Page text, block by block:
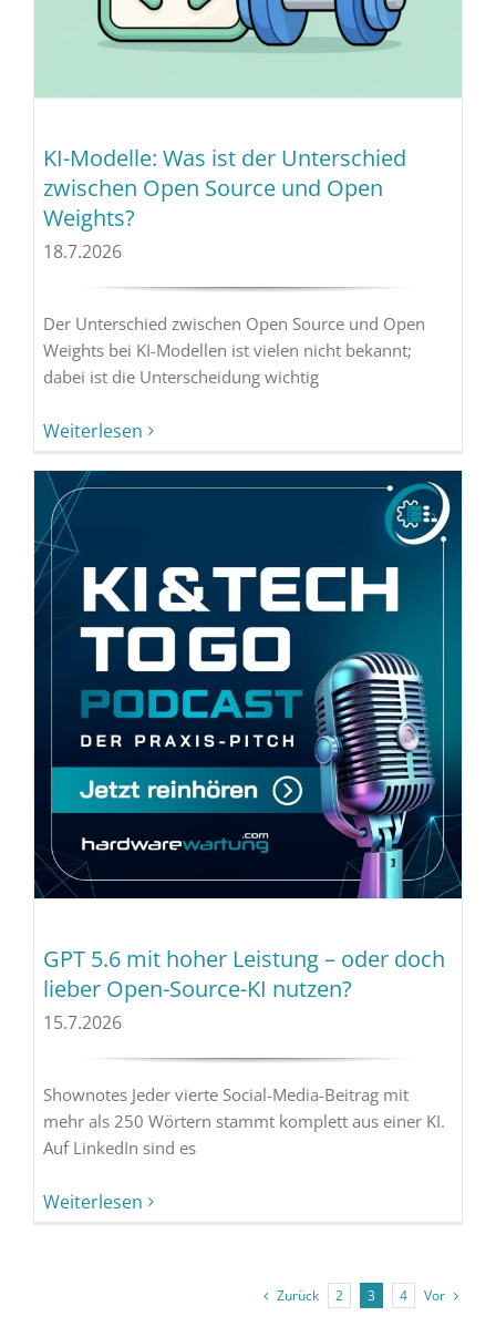
KI-Modelle: Was ist der Unterschied
zwischen Open Source und Open
Weights?
18.7.2026
Der Unterschied zwischen Open Source und Open
Weights bei KI-Modellen ist vielen nicht bekannt;
dabei ist die Unterscheidung wichtig
Weiterlesen
GPT 5.6 mit hoher Leistung – oder doch
lieber Open-Source-KI nutzen?
15.7.2026
Shownotes Jeder vierte Social-Media-Beitrag mit
mehr als 250 Wörtern stammt komplett aus einer KI.
Auf LinkedIn sind es
Weiterlesen
Zurück 2 3 4 Vor